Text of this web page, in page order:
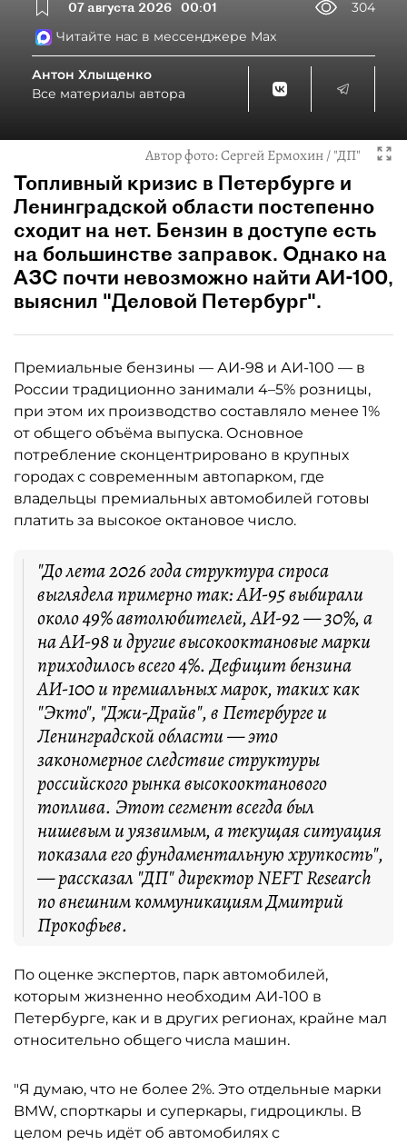
07 августа 2026 00:01
304
Читайте нас в мессенджере Max
Антон Хлыщенко
Все материалы автора
Автор фото:Сергей Ермохин / "ДП"
Топливный кризис в Петербурге и
Ленинградской области постепенно
сходит на нет. Бензин в доступе есть
на большинстве заправок. Однако на
АЗС почти невозможно найти АИ-100,
выяснил "Деловой Петербург".
Премиальные бензины — АИ-98 и АИ-100 — в
России традиционно занимали 4–5% розницы,
при этом их производство составляло менее 1%
от общего объёма выпуска. Основное
потребление сконцентрировано в крупных
городах с современным автопарком, где
владельцы премиальных автомобилей готовы
платить за высокое октановое число.
"До лета 2026 года структура спроса
выглядела примерно так: АИ-95 выбирали
около 49% автолюбителей, АИ-92 — 30%, а
на АИ-98 и другие высокооктановые марки
приходилось всего 4%. Дефицит бензина
АИ-100 и премиальных марок, таких как
"Экто", "Джи-Драйв", в Петербурге и
Ленинградской области — это
закономерное следствие структуры
российского рынка высокооктанового
топлива. Этот сегмент всегда был
нишевым и уязвимым, а текущая ситуация
показала его фундаментальную хрупкость",
— рассказал "ДП" директор NEFT Research
по внешним коммуникациям Дмитрий
Прокофьев.
По оценке экспертов, парк автомобилей,
которым жизненно необходим АИ-100 в
Петербурге, как и в других регионах, крайне мал
относительно общего числа машин.
"Я думаю, что не более 2%. Это отдельные марки
BMW, спорткары и суперкары, гидроциклы. В
целом речь идёт об автомобилях с